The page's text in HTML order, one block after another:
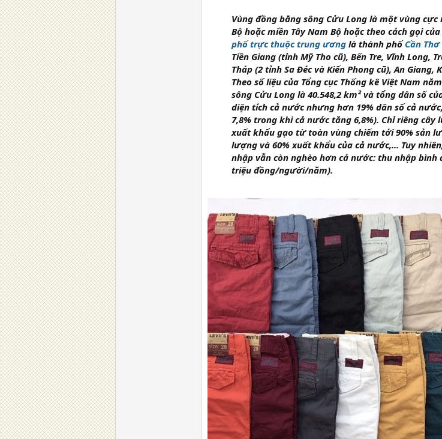
Vùng đồng bằng sông Cửu Long là một vùng cực
Bộ hoặc miền Tây Nam Bộ hoặc theo cách gọi
phố trực thuộc trung ương là thành phốCần Thơ
Tiền Giang (tỉnh Mỹ Tho cũ), Bến Tre, Vĩnh Long,
Tháp (2 tỉnh Sa Đéc và Kiến Phong cũ), An Giang,
Theo số liệu của Tổng cục Thống kê Việt Nam
sông Cửu Long là 40.548,2 km² và tổng dân số
diện tích cả nước nhưng hơn 19% dân số cả
7,8% trong khi cả nước tăng 6,8%). Chỉ riêng
xuất khẩu gạo từ toàn vùng chiếm tới 90% sản
lượng và 60% xuất khẩu của cả nước,... Tuy
nhập vẫn còn nghèo hơn cả nước: thu nhập
triệu đồng/người/năm).